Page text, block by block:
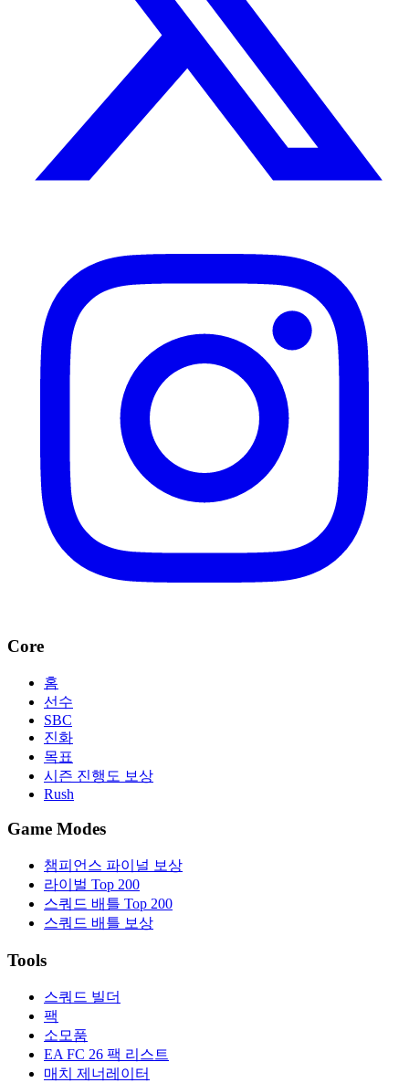
Core
홈
선수
SBC
진화
목표
시즌 진행도 보상
Rush
Game Modes
챔피언스 파이널 보상
라이벌 Top 200
스쿼드 배틀 Top 200
스쿼드 배틀 보상
Tools
스쿼드 빌더
팩
소모품
EA FC 26 팩 리스트
매치 제너레이터